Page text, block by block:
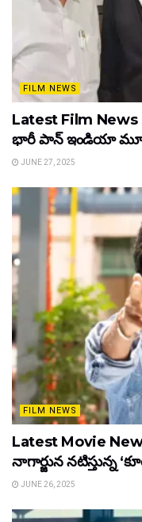
FILM NEWS
Latest Film News
భారీ పాన్‌ ఇండియా మూవీ
JUNE 27, 2025
FILM NEWS
Latest Movie
నాగార్జున నటిస్తున్న
JUNE 26, 2025